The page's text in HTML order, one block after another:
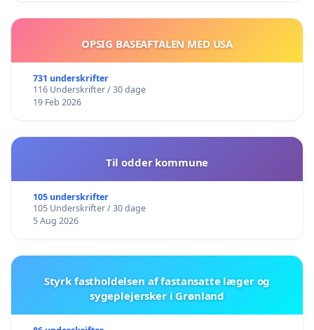
OPSIG BASEAFTALEN MED USA
731 underskrifter
116 Underskrifter / 30 dage
19 Feb 2026
Til odder kommune
105 underskrifter
105 Underskrifter / 30 dage
5 Aug 2026
Styrk fastholdelsen af fastansatte læger og
sygeplejersker i Grønland